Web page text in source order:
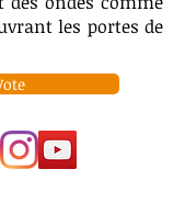
les portes de